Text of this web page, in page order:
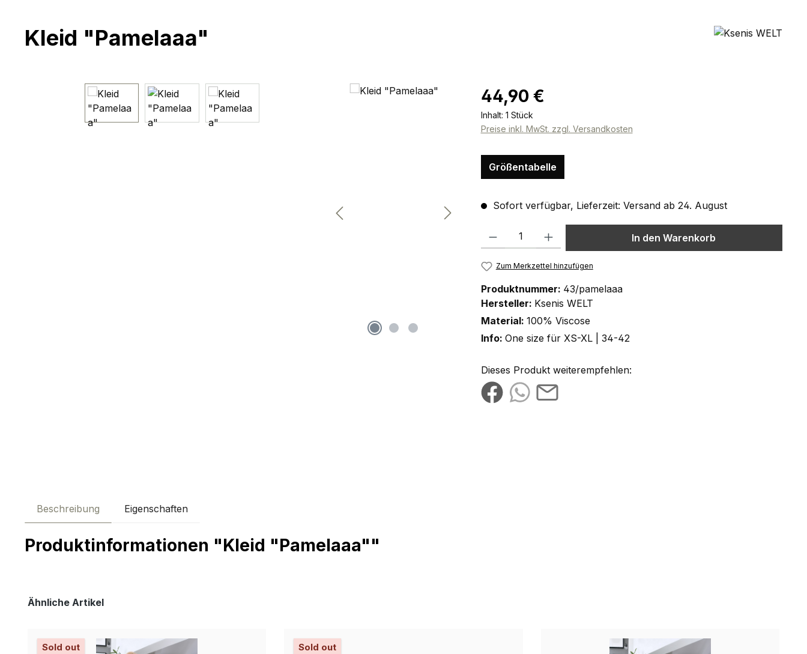
Kleid "Pamelaaa"
Bildergalerie überspringen Regulärer Preis:
44,90 €
Inhalt: 1 Stück
Preise inkl. MwSt. zzgl. Versandkosten
Größentabelle
Sofort verfügbar, Lieferzeit: Versand ab 24. August
Produkt Anzahl: Gib den gewünschten Wert ein oder benutze die Schaltflächen
In den Warenkorb
Zum Merkzettel hinzufügen
Produktnummer: 43/pamelaaa
Hersteller: Ksenis WELT
Material: 100% Viscose
Info: One size für XS-XL | 34-42
Dieses Produkt weiterempfehlen:
Beschreibung Eigenschaften
Produktinformationen "Kleid "Pamelaaa""
Produktgalerie überspringen
Ähnliche Artikel
Sold out Sold out